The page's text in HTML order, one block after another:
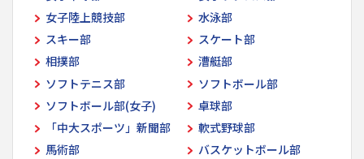
女子陸上競技部
水泳部
スキー部
スケート部
相撲部
漕艇部
ソフトテニス部
ソフトボール部
ソフトボール部(女子)
卓球部
「中大スポーツ」新聞部
軟式野球部
馬術部
バスケットボール部